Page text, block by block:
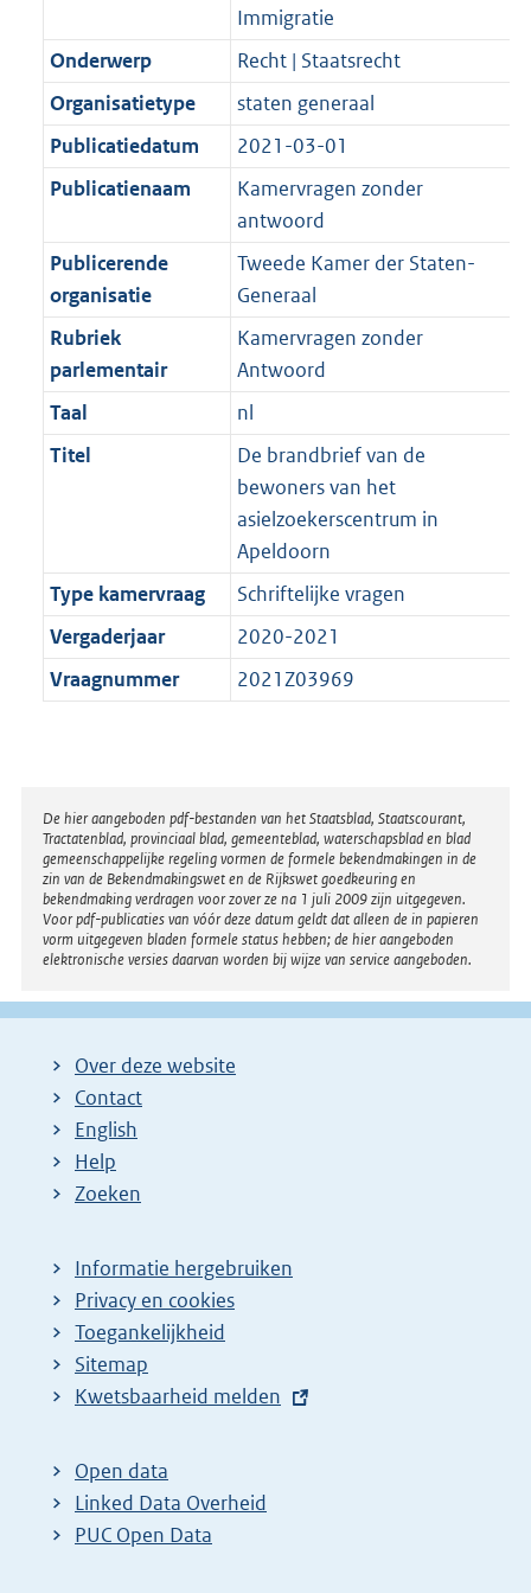
t
K
b
2
K
b
Immigratie
Onderwerp
Recht | Staatsrecht
Organisatietype
staten generaal
Publicatiedatum
2021-03-01
Publicatienaam
Kamervragen zonder
antwoord
Publicerende
organisatie
Tweede Kamer der Staten-
Generaal
Rubriek
parlementair
Kamervragen zonder
Antwoord
Taal
nl
Titel
De brandbrief van de
bewoners van het
asielzoekerscentrum in
Apeldoorn
Type kamervraag
Schriftelijke vragen
Vergaderjaar
2020-2021
Vraagnummer
2021Z03969
Disclaimer
De hier aangeboden pdf-bestanden van het Staatsblad, Staatscourant,
Tractatenblad, provinciaal blad, gemeenteblad, waterschapsblad en blad
gemeenschappelijke regeling vormen de formele bekendmakingen in de
zin van de Bekendmakingswet en de Rijkswet goedkeuring en
bekendmaking verdragen voor zover ze na 1 juli 2009 zijn uitgegeven.
Voor pdf-publicaties van vóór deze datum geldt dat alleen de in papieren
vorm uitgegeven bladen formele status hebben; de hier aangeboden
elektronische versies daarvan worden bij wijze van service aangeboden.
Over deze website
Contact
English
Help
Zoeken
Informatie hergebruiken
Privacy en cookies
Toegankelijkheid
Sitemap
E
t
e
r
Kwetsbaarheid melden
Open data
Linked Data Overheid
PUC Open Data